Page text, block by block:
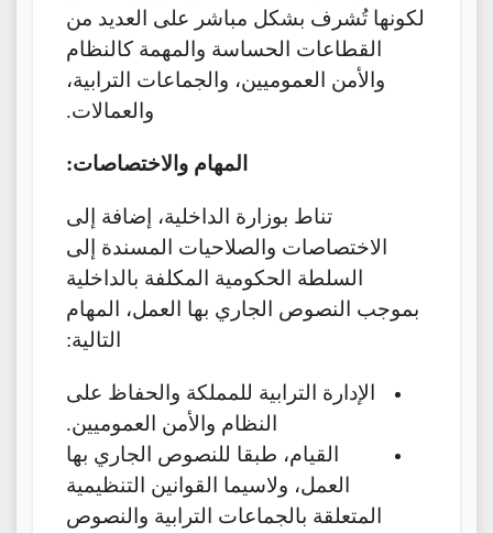
لكونها تُشرف بشكل مباشر على العديد من
القطاعات الحساسة والمهمة كالنظام
والأمن العموميين، والجماعات الترابية،
والعمالات.
المهام والاختصاصات:
تناط بوزارة الداخلية، إضافة إلى
الاختصاصات والصلاحيات المسندة إلى
السلطة الحكومية المكلفة بالداخلية
بموجب النصوص الجاري بها العمل، المهام
التالية:
الإدارة الترابية للمملكة والحفاظ على
النظام والأمن العموميين.
القيام، طبقا للنصوص الجاري بها
العمل، ولاسيما القوانين التنظيمية
المتعلقة بالجماعات الترابية والنصوص